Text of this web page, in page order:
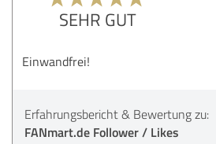
SEHR GUT
Einwandfrei!
Erfahrungsbericht & Bewertung zu:
FANmart.de Follower / Likes